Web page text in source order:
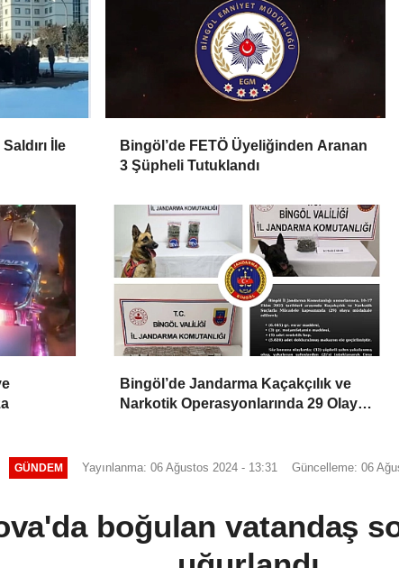
İle
Bingöl’de FETÖ Üyeliğinden Aranan
3 Şüpheli Tutuklandı
Bingöl’de Jandarma Kaçakçılık ve
Narkotik Operasyonlarında 29 Olaya
GÜNDEM Yayınlanma: 06 Ağustos 2024 - 13:31 Güncelleme: 06
boğulan vatandaş